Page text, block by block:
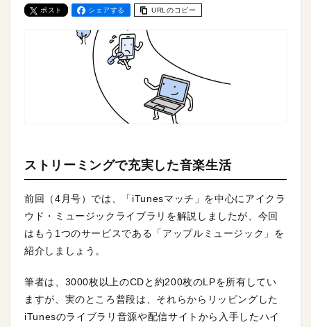
ポスト シェアする URLのコピー
ストリーミングで充実した音楽生活
前回（4月号）では、「iTunesマッチ」を中心にアイクラ
ウド・ミュージックライブラリを解説しましたが、今回
はもう1つのサービスである「アップルミュージック」を
紹介しましょう。
筆者は、3000枚以上のCDと約200枚のLPを所有してい
ますが、実のところ普段は、それらからリッピングした
iTunesのライブラリ音源や配信サイトから入手したハイ